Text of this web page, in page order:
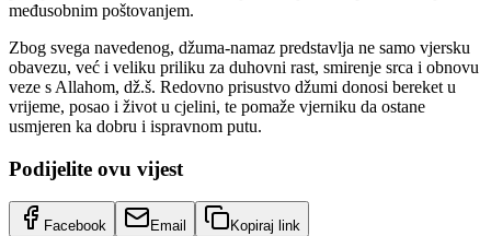
međusobnim poštovanjem.
Zbog svega navedenog, džuma-namaz predstavlja ne samo vjersku
obavezu, već i veliku priliku za duhovni rast, smirenje srca i obnovu
veze s Allahom, dž.š. Redovno prisustvo džumi donosi bereket u
vrijeme, posao i život u cjelini, te pomaže vjerniku da ostane
usmjeren ka dobru i ispravnom putu.
Podijelite ovu vijest
Facebook Email Kopiraj link